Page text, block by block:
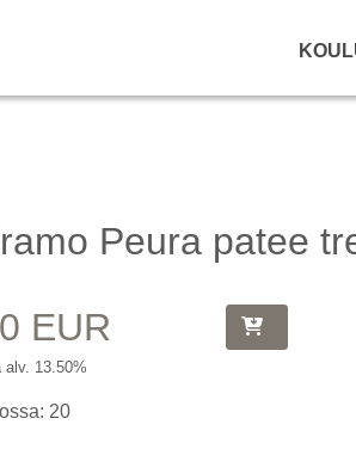
Peura patee
EUR
alv. 13.50%
20